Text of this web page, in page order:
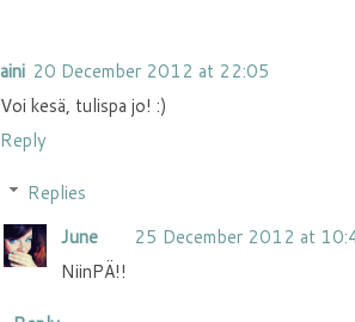
aini 20 December 2012 at 22:05
Voi kesä, tulispa jo! :)
Reply
Replies
June
25 December 2012 at
NiinPÄ!!